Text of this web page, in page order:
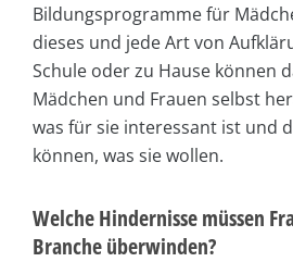
Bildungsprogramme für
dieses und jede Art von
Schule oder zu Hause können
Mädchen und Frauen selbst
was für sie interessant ist und
können, was sie wollen.
Welche Hindernisse müssen
Branche überwinden?